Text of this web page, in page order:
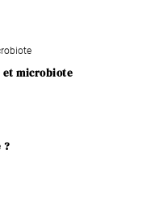
microbiote
?